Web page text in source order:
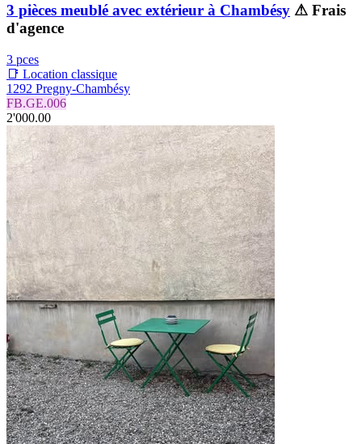
3 pièces meublé avec extérieur à Chambésy ⚠ Frais
d'agence
3 pces
📑 Location classique
1292 Pregny-Chambésy
FB.GE.006
2'000.00